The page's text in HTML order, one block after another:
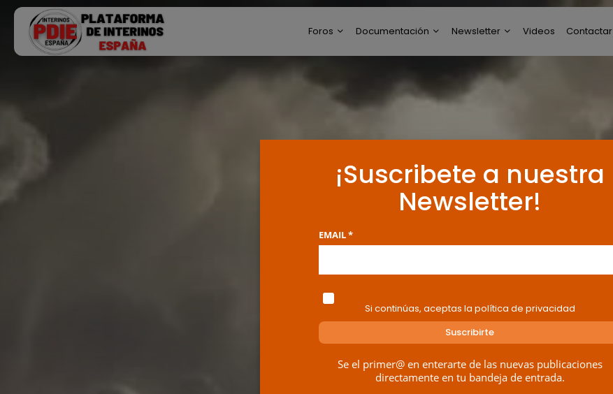
Foros
Últimos Post
Preguntas y Respuestas
Encuestas
Documentación
Modelos de Escritos
Resoluciones y
Publicaciones
Newsletter
Perfil de Newsletter
Videos Contactar
Search
for:
¡Suscribete a nuestra
Newsletter!
EMAIL *
Si continúas, aceptas la política de privacidad
Se el primer@ en enterarte de las nuevas publicaciones
directamente en tu bandeja de entrada.